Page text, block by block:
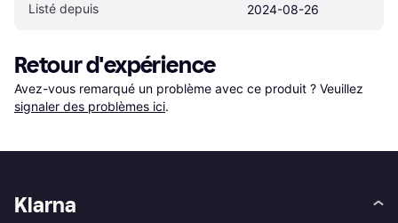
Listé depuis 2024-08-26
Retour d'expérience
Avez-vous remarqué un problème avec ce produit ? Veuillez
signaler des problèmes ici.
Klarna